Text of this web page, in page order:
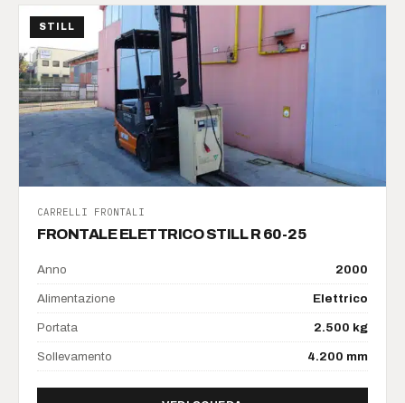
STILL
CARRELLI FRONTALI
FRONTALE ELETTRICO STILL R 60-25
Anno 2000
Alimentazione Elettrico
Portata 2.500 kg
Sollevamento 4.200 mm